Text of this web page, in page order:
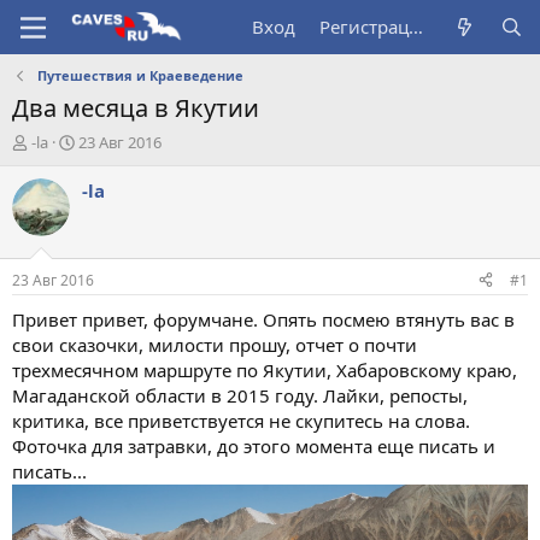
Вход Регистрация
Путешествия и Краеведение
Два месяца в Якутии
А
т
о
р
т
е
м
ы
-la
Д
ч
а
л
23 Авг 2016
-la
23 Авг 2016 #1
Привет привет, форумчане. Опять посмею втянуть вас в
свои сказочки, милости прошу, отчет о почти
трехмесячном маршруте по Якутии, Хабаровскому краю,
Магаданской области в 2015 году. Лайки, репосты,
критика, все приветствуется не скупитесь на слова.
Фоточка для затравки, до этого момента еще писать и
писать...